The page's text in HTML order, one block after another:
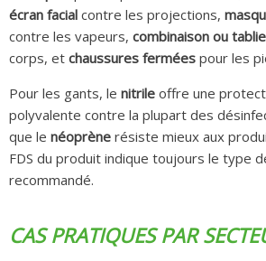
écran facial contre les projections,
contre les vapeurs, combinaison ou
corps, et chaussures fermées pour les
Pour les gants, le nitrile offre une
polyvalente contre la plupart des
que le néoprène résiste mieux aux
FDS du produit indique toujours le type
recommandé.
CAS PRATIQUES PAR